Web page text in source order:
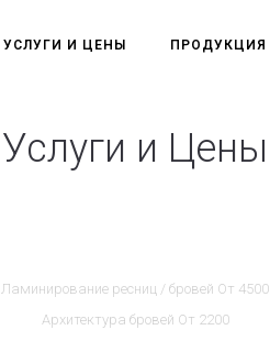
УСЛУГИ И ЦЕНЫ ПРОДУКЦИЯ
Услуги и Цены
Ламинирование ресниц / бровей От 4500
Архитектура бровей От 2200